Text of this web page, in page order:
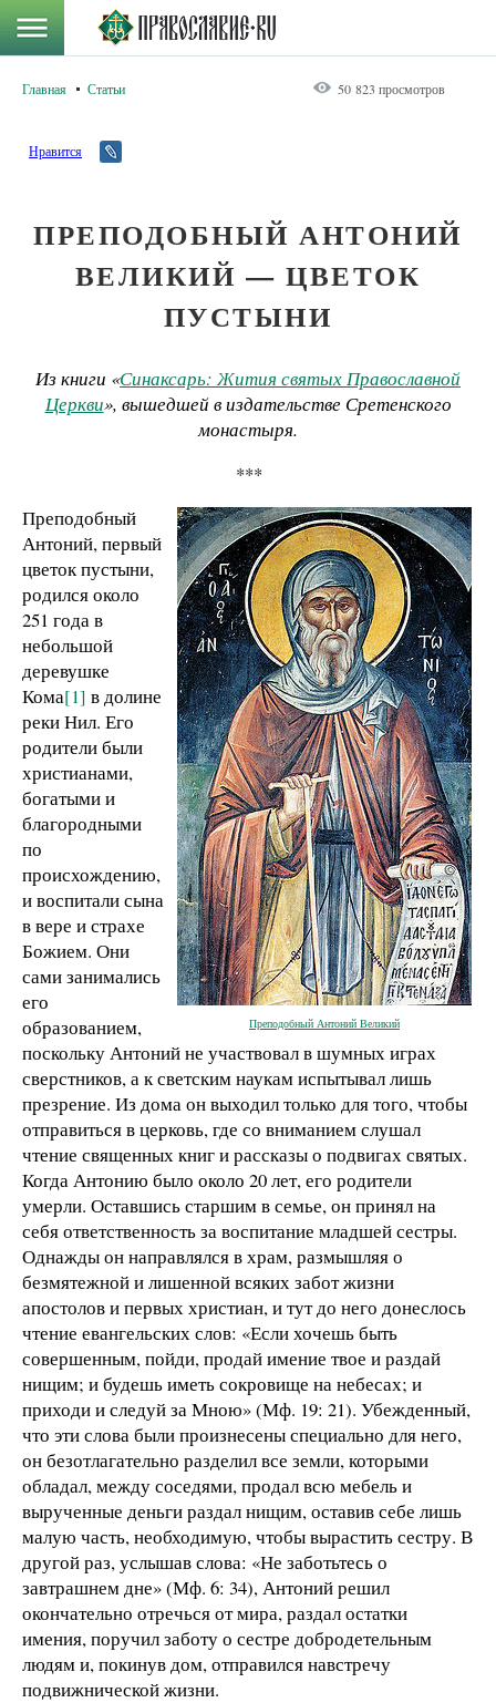
Главная Статьи 50 823 просмотров
Нравится
ПРЕПОДОБНЫЙ АНТОНИЙ
ВЕЛИКИЙ — ЦВЕТОК
ПУСТЫНИ
Из книги «Синаксарь: Жития святых Православной
Церкви», вышедшей в издательстве Сретенского
монастыря.
***
Преподобный Антоний Великий
Преподобный
Антоний, первый
цветок пустыни,
родился около
251 года в
небольшой
деревушке
Кома[1] в долине
реки Нил. Его
родители были
христианами,
богатыми и
благородными
по
происхождению,
и воспитали сына
в вере и страхе
Божием. Они
сами занимались
его
образованием,
поскольку Антоний не участвовал в шумных играх
сверстников, а к светским наукам испытывал лишь
презрение. Из дома он выходил только для того, чтобы
отправиться в церковь, где со вниманием слушал
чтение священных книг и рассказы о подвигах святых.
Когда Антонию было около 20 лет, его родители
умерли. Оставшись старшим в семье, он принял на
себя ответственность за воспитание младшей сестры.
Однажды он направлялся в храм, размышляя о
безмятежной и лишенной всяких забот жизни
апостолов и первых христиан, и тут до него донеслось
чтение евангельских слов: «Если хочешь быть
совершенным, пойди, продай имение твое и раздай
нищим; и будешь иметь сокровище на небесах; и
приходи и следуй за Мною» (Мф. 19: 21). Убежденный,
что эти слова были произнесены специально для него,
он безотлагательно разделил все земли, которыми
обладал, между соседями, продал всю мебель и
вырученные деньги раздал нищим, оставив себе лишь
малую часть, необходимую, чтобы вырастить сестру. В
другой раз, услышав слова: «Не заботьтесь о
завтрашнем дне» (Мф. 6: 34), Антоний решил
окончательно отречься от мира, раздал остатки
имения, поручил заботу о сестре добродетельным
людям и, покинув дом, отправился навстречу
подвижнической жизни.